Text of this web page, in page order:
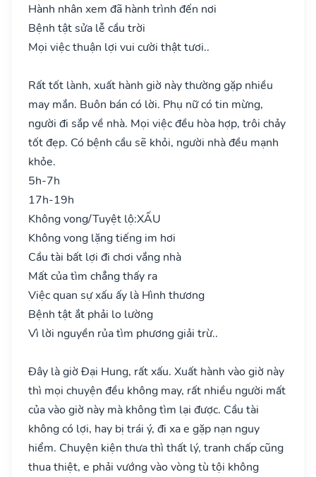
Hành nhân xem đã hành trình đến nơi
Bệnh tật sửa lễ cầu trời
Mọi việc thuận lợi vui cười thật tươi..
Rất tốt lành, xuất hành giờ này thường gặp nhiều
may mắn. Buôn bán có lời. Phụ nữ có tin mừng,
người đi sắp về nhà. Mọi việc đều hòa hợp, trôi chảy
tốt đẹp. Có bệnh cầu sẽ khỏi, người nhà đều mạnh
khỏe.
5h-7h
17h-19h
Không vong/Tuyệt lộ:XẤU
Không vong lặng tiếng im hơi
Cầu tài bất lợi đi chơi vắng nhà
Mất của tìm chẳng thấy ra
Việc quan sự xấu ấy là Hình thương
Bệnh tật ắt phải lo lường
Vì lời nguyền rủa tìm phương giải trừ..
Đây là giờ Đại Hung, rất xấu. Xuất hành vào giờ này
thì mọi chuyện đều không may, rất nhiều người mất
của vào giờ này mà không tìm lại được. Cầu tài
không có lợi, hay bị trái ý, đi xa e gặp nạn nguy
hiểm. Chuyện kiện thưa thì thất lý, tranh chấp cũng
thua thiệt, e phải vướng vào vòng tù tội không